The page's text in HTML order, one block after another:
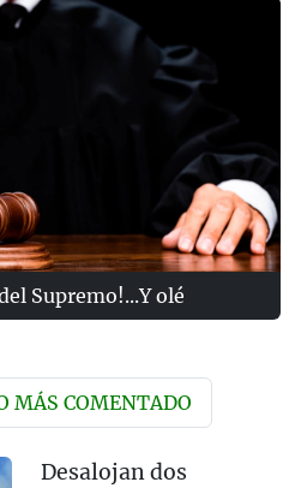
Supremo!...Y olé
MÁS COMENTADO
Desalojan dos